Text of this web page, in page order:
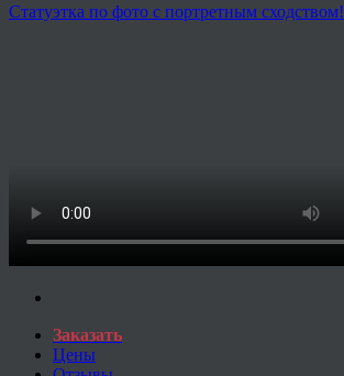
Статуэтка по фото с портретным сходством!
Заказать
Цены